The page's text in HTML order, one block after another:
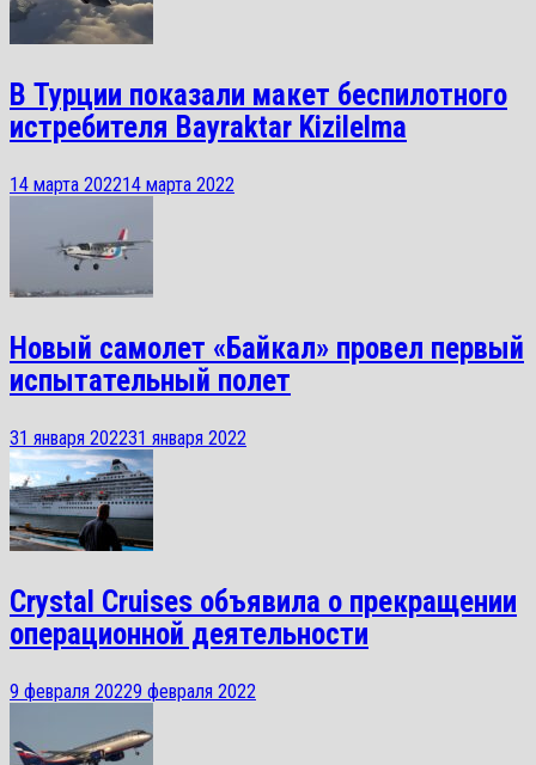
В Турции показали макет беспилотного
истребителя Bayraktar Kizilelma
14 марта 202214 марта 2022
Новый самолет «Байкал» провел первый
испытательный полет
31 января 202231 января 2022
Crystal Cruises объявила о прекращении
операционной деятельности
9 февраля 20229 февраля 2022